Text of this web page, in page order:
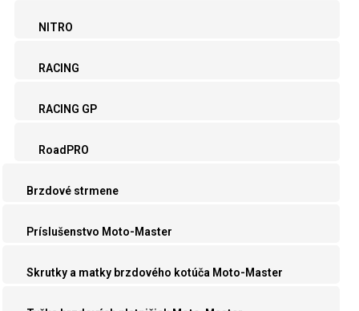
NITRO
RACING
RACING GP
RoadPRO
Brzdové strmene
Príslušenstvo Moto-Master
Skrutky a matky brzdového kotúča Moto-Master